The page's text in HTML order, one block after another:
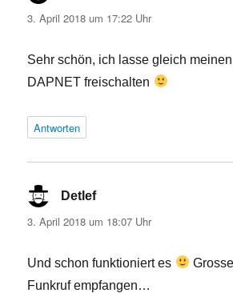
3. April 2018 um 17:22 Uhr
Sehr schön, ich lasse gleich
DAPNET freischalten
Antworten
Detlefsagt:
3. April 2018 um 18:07 Uhr
Und schon funktioniert es
Funkruf empfangen…